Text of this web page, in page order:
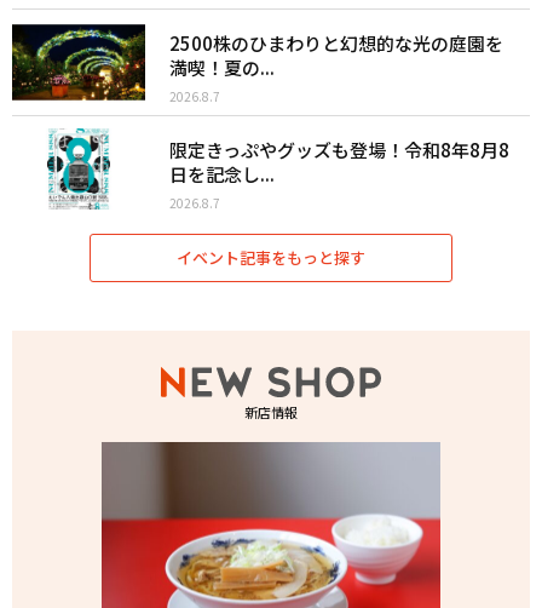
2500株のひまわりと幻想的な光の庭園を
満喫！夏の...
2026.8.7
限定きっぷやグッズも登場！令和8年8月8
日を記念し...
2026.8.7
イベント記事をもっと探す
新店情報